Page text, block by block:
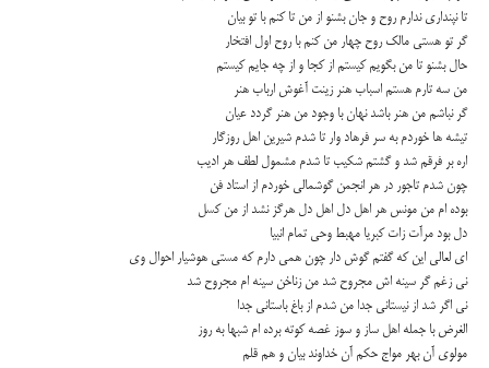
تا نپنداری ندارم روح و جان بشنو از من تا کنم با تو بیان
گر تو هستی مالک روح چهار من کنم با روح اول افتخار
حال بشنو تا من بگویم کیستم از کجا و از چه جایم کیستم
من سه تارم هستم اسباب هنر زینت آغوش ارباب هنر
گر نباشم من هنر باشد نهان با وجود من هنر گردد عیان
تیشه ها خوردم به سر فرهاد وار تا شدم شیرین اهل روزگار
اره بر فرقم شد و گشتم شکیب تا شدم مشمول لطف هر ادیب
چون شدم تاجور در هر انجمن گوشمالی خوردم از استاد فن
بوده ام من مونس هر اهل دل اهل دل هرگز نشد از من کسل
دل بود مرآت زات کبریا مهبط وحی تمام انبیا
ای لعالی این که گفتم گوش دار چون همی دارم که مستی هوشیار احوال وی
نی زغم گر سینه اش مجروح شد من زناخن سینه ام مجروح شد
نی اگر شد از نیستانی جدا من شدم از باغ باستانی جدا
الغرض با جمله اهل ساز و سوز غصه کوته برده ام شبها به روز
مولوی آن بهر مواج حکم آن خداوند بیان و هم قلم